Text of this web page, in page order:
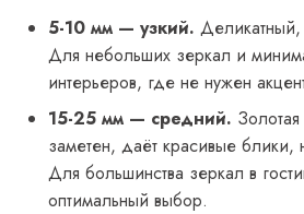
5-10 мм — узкий.
Для небольших зеркал и
интерьеров, где не нужен
15-25 мм — средний.
заметен, даёт красивые блики,
Для большинства зеркал в
оптимальный выбор.